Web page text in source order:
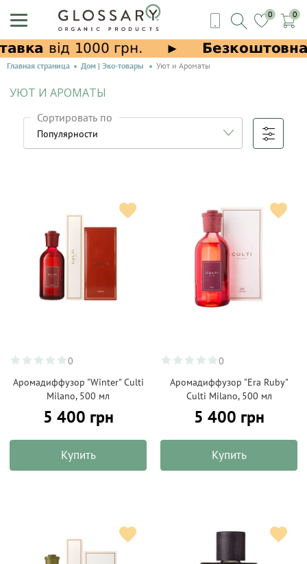
0 0
Главная страница Дом | Эко-товары Уют и Ароматы
УЮТ И АРОМАТЫ
Сортировать по
0
Аромадиффузор "Winter" Culti
Milano, 500 мл
5 400 грн
Купить
0
Аромадиффузор "Era Ruby"
Culti Milano, 500 мл
5 400 грн
Купить